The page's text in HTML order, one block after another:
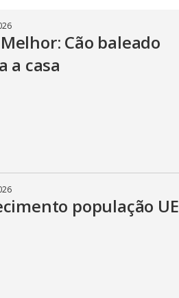
Cão baleado
a casa
população UE